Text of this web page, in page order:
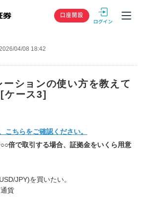
GMOクリック
口座開設
04/08 18:42
ーションの使い方を教えて
ケース3]
こちらをご確認ください。
○○倍で取引する場合、証拠金をいくら用意
JPY)を買いたい。
貨